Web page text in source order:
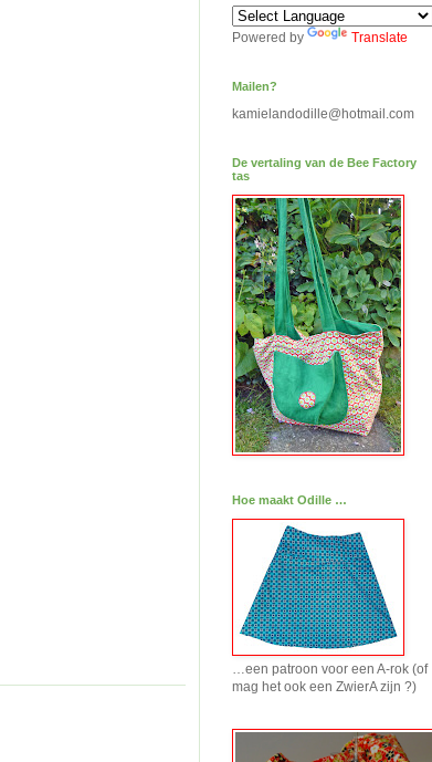
Powered by Translate
Mailen?
kamielandodille@hotmail.com
De vertaling van de Bee Factory
tas
Hoe maakt Odille …
…een patroon voor een A-rok (of
mag het ook een ZwierA zijn ?)